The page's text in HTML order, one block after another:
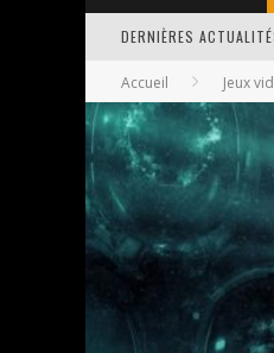
DERNIÈRES
Accueil Jeux